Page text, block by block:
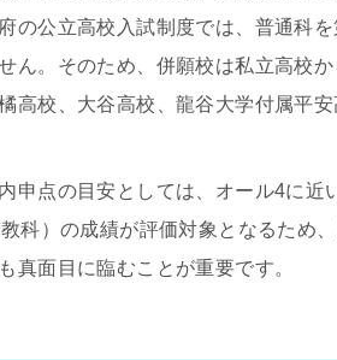
の公立高校入試制度では、普通科
ん。そのため、併願校は私立高校
高校、大谷高校、龍谷大学付属平
申点の目安としては、オール4に近
科）の成績が評価対象となるため
真面目に臨むことが重要です。